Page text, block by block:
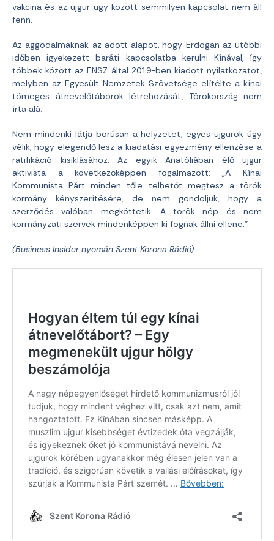
vakcina és az ujgur ügy között semmilyen kapcsolat nem áll
fenn.
Az aggodalmaknak az adott alapot, hogy Erdogan az utóbbi
időben igyekezett baráti kapcsolatba kerülni Kínával, így
többek között az ENSZ által 2019-ben kiadott nyilatkozatot,
melyben az Egyesült Nemzetek Szövetsége elítélte a kínai
tömeges átnevelőtáborok létrehozását, Törökország nem
írta alá.
Nem mindenki látja borúsan a helyzetet, egyes ujgurok úgy
vélik, hogy elegendő lesz a kiadatási egyezmény ellenzése a
ratifikáció kisiklásához. Az egyik Anatóliában élő ujgur
aktivista a következőképpen fogalmazott: „A Kínai
Kommunista Párt minden tőle telhetőt megtesz a török
kormány kényszerítésére, de nem gondoljuk, hogy a
szerződés valóban megköttetik. A török nép és nem
kormányzati szervek mindenképpen ki fognak állni ellene.”
(Business Insider nyomán Szent Korona Rádió)